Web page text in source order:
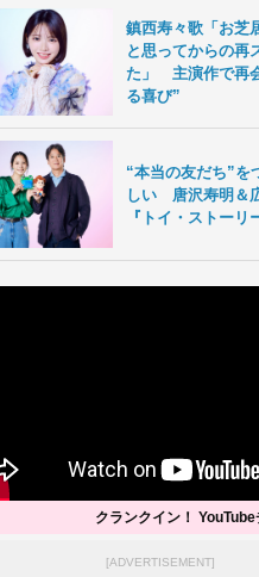
鎮西寿々歌「お芝
と思ってからの再
た」 主演作で再
る喜び”
“本当の友だち”を
しい 唐沢寿明＆
『トイ・ストーリ
クランクイン！ YouTube
[ADVERTISEMENT]